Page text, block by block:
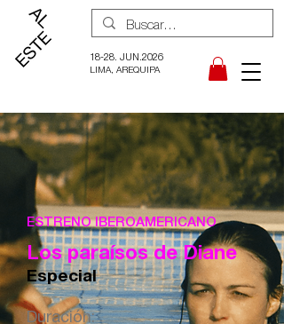
18-28. JUN.2026
LIMA, AREQUIPA
ESTRENO IBEROAMERICANO
Los paraísos de Diane
Especial
Duración: